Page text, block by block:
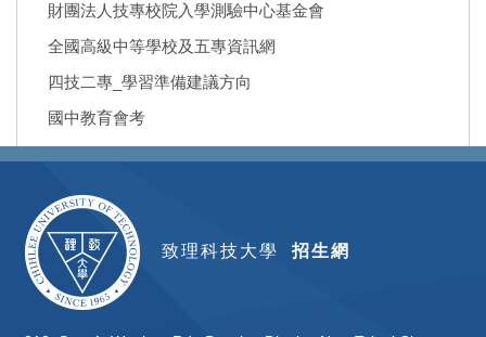
財團法人技專校院入學測驗中心基金會
全國高級中等學校及五專資訊網
四技二專_學習準備建議方向
國中教育會考
致理科技大學招生網